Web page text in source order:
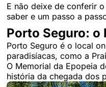
E não deixe de conferir o
saber e um passo a
Porto Seguro: o
Porto Seguro é o local
paradisíacas, como a
O Memorial da Epopeia
história da chegada dos